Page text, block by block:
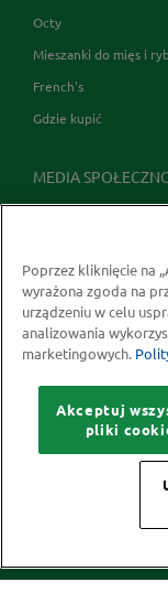
Octy
Mieszanki do mięs i
French's
Gdzie kupić
MEDIA
Informacje na
Poprzez kliknięcie na
wyrażona zgoda na
urządzeniu w celu
analizowania
marketingowych.
Akceptuj
pliki